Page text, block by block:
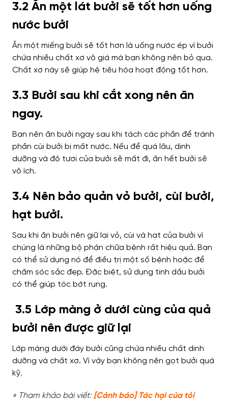
3.2 Ăn một lát bưởi sẽ tốt hơn uống
nước bưởi
Ăn một miếng bưởi sẽ tốt hơn là uống nước ép vì bưởi
chứa nhiều chất xơ vô giá mà bạn không nên bỏ qua.
Chất xơ này sẽ giúp hệ tiêu hóa hoạt động tốt hơn.
3.3 Bưởi sau khi cắt xong nên ăn
ngay.
Bạn nên ăn bưởi ngay sau khi tách các phần để tránh
phần cùi bưởi bị mất nước. Nếu để quá lâu, dinh
dưỡng và độ tươi của bưởi sẽ mất đi, ăn hết bưởi sẽ
vô ích.
3.4 Nên bảo quản vỏ bưởi, cùi bưởi,
hạt bưởi.
Sau khi ăn bưởi nên giữ lại vỏ, cùi và hạt của bưởi vì
chúng là những bộ phận chữa bệnh rất hiệu quả. Bạn
có thể sử dụng nó để điều trị một số bệnh hoặc để
chăm sóc sắc đẹp. Đặc biệt, sử dụng tinh dầu bưởi
có thể giúp tóc bớt rụng.
3.5 Lớp màng ở dưới cùng của quả
bưởi nên được giữ lại
Lớp màng dưới đáy bưởi cũng chứa nhiều chất dinh
dưỡng và chất xơ. Vì vậy bạn không nên gọt bưởi quá
kỹ.
» Tham khảo bài viết:[Cảnh báo] Tác hại của tỏi